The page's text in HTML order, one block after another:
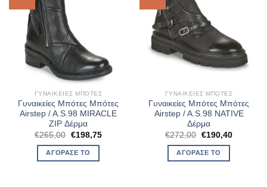
ΓΥΝΑΙΚΕΊΕΣ ΜΠΌΤΕΣ
Γυναικείες Μπότες Μπότες
Airstep / A.S.98 MIRACLE
ZIP Δέρμα
€265,00 Original
was:
€265,00.
€198,75Η
ΑΓΌΡΑΣΈ ΤΟ
ΓΥΝΑΙΚΕΊΕΣ ΜΠΌΤΕΣ
Γυναικείες Μπότες Μπότες
Airstep / A.S.98 NATIVE
Δέρμα
€272,00 Original
was:
€272,00.
€190,40Η
ΑΓΌΡΑΣΈ ΤΟ